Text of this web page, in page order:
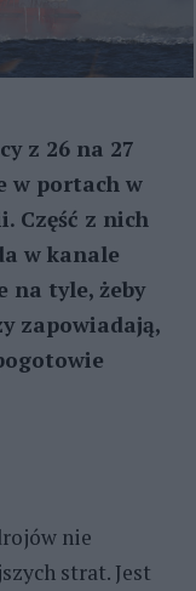
z 26 na 27
w portach w
Część z nich
w kanale
na tyle, żeby
zapowiadają,
nie
strat. Jest